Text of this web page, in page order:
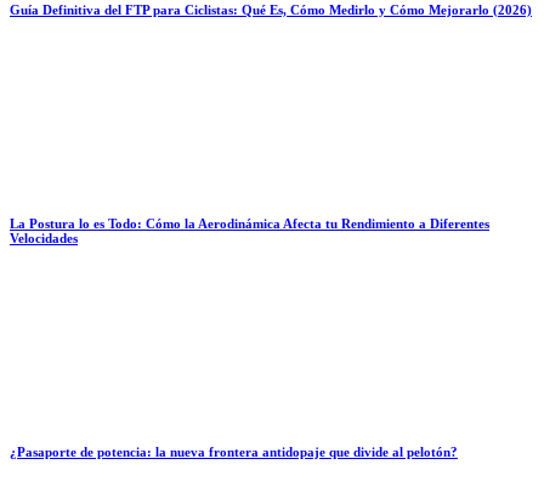
Guía Definitiva del FTP para Ciclistas: Qué Es, Cómo Medirlo y Cómo Mejorarlo (2026)
La Postura lo es Todo: Cómo la Aerodinámica Afecta tu Rendimiento a Diferentes
Velocidades
¿Pasaporte de potencia: la nueva frontera antidopaje que divide al pelotón?